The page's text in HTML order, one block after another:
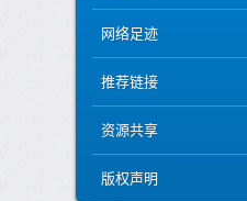
网络足迹
推荐链接
资源共享
版权声明